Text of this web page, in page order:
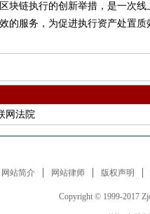
链执行的创新举措，是一次
的服务，为促进执行资产处置质
网法院
网站简介 网站律师 版权声明
Copyright © 1999-2017